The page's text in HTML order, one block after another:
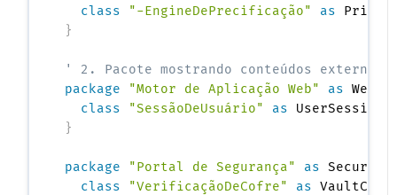
class
"-EngineDePrecificação"
as
}
' 2. Pacote mostrando conteúdos externos
package
"Motor de Aplicação Web" as
class
"SessãoDeUsuário" as
}
package "Portal de Segurança" as Security
class
"VerificaçãoDeCofre"
as